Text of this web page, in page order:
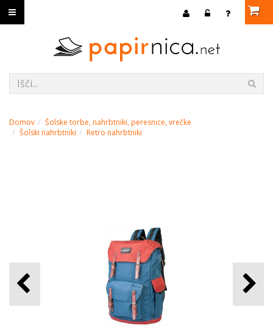
Domov
Šolske torbe, nahrbtniki, peresnice, vrečke
Šolski nahrbtniki
Retro nahrbtniki